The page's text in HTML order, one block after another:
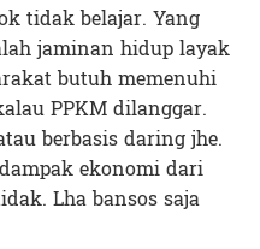
tidak belajar. Yang
jaminan hidup layak
butuh memenuhi
PPKM dilanggar.
berbasis daring jhe.
ekonomi dari
Lha bansos saja